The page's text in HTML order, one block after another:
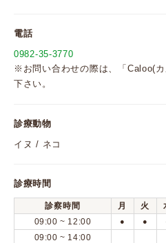
電話
0982-35-3770
※お問い合わせの際は、「Caloo(
下さい。
診療動物
イヌ / ネコ
診療時間
診察時間 月 火
09:00 ~ 12:00
● ●
09:00 ~ 14:00